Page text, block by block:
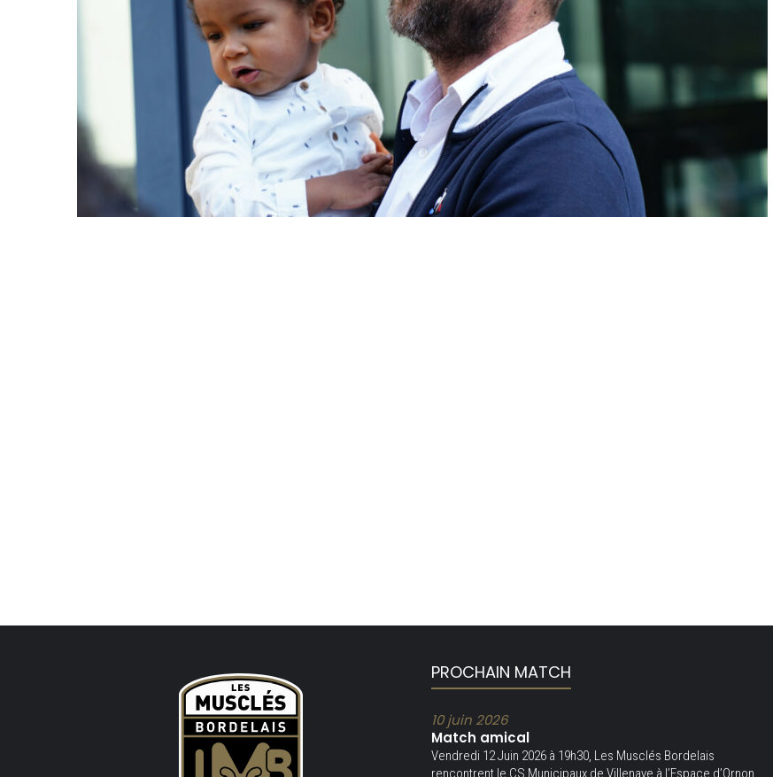
PROCHAIN MATCH
10 juin 2026
Match amical
Vendredi 12 Juin 2026 à 19h30, Les Musclés Bordelais
rencontrent le CS Municipaux de Villenave à l’Espace d’Ornon